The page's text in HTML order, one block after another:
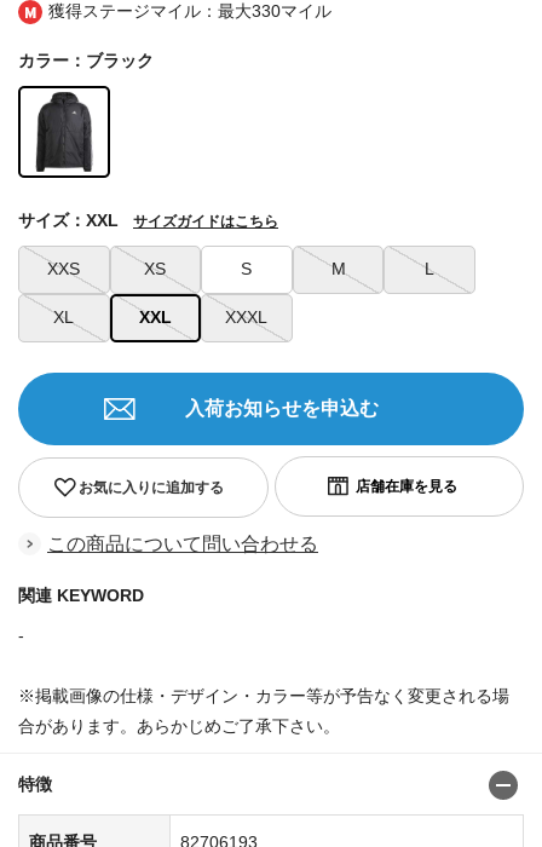
獲得ステージマイル：最大330マイル
カラー：ブラック
XXS XS S M L
XL XXL XXXL
サイズ：XXL サイズガイドはこちら
お気に入りに追加する
入荷お知らせを申込む
この商品について問い合わせる
関連 KEYWORD
-
※掲載画像の仕様・デザイン・カラー等が予告なく変更される場
合があります。あらかじめご了承下さい。
特徴
商品番号 82706193